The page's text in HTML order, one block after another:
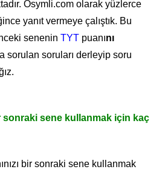
Osymli.com olarak yüzlerce
yanıt vermeye çalıştık. Bu
senenin TYT puanını
sorulan soruları derleyip soru
sonraki sene kullanmak için kaç
bir sonraki sene kullanmak